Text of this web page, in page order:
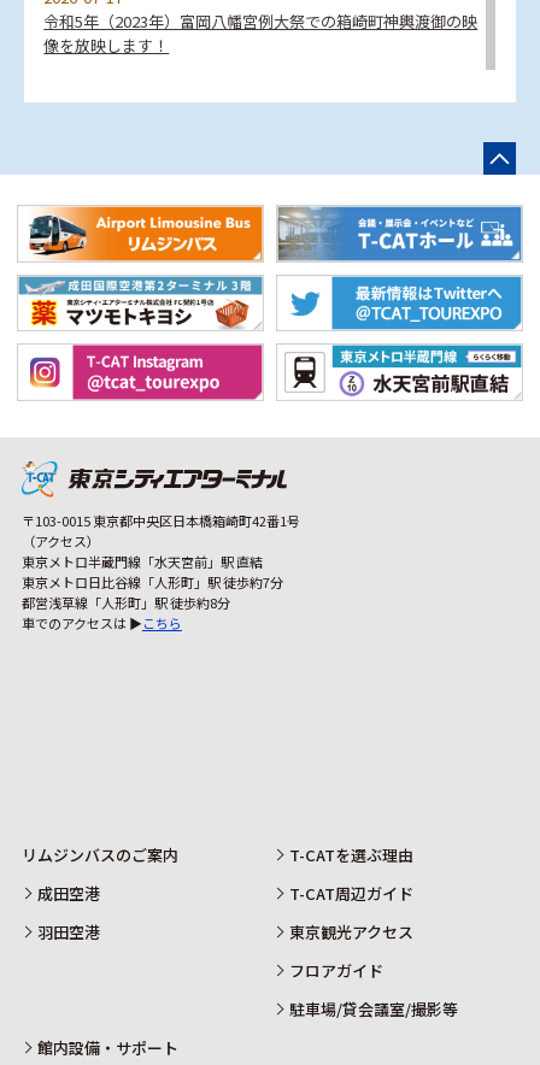
令和5年（2023年）富岡八幡宮例大祭での箱崎町神輿渡御の映
像を放映します！
ー」お盆期間の予約受付について
2026-07-06
七夕装飾を行いました！
2026-07-02
本館2F「そば處 砂場」休業日のお知らせ
〒103-0015 東京都中央区日本橋箱崎町42番1号
（アクセス）
東京メトロ半蔵門線「水天宮前」駅 直結
東京メトロ日比谷線「人形町」駅 徒歩約7分
都営浅草線「人形町」駅 徒歩約8分
車でのアクセスは ▶こちら
リムジンバスのご案内
成田空港
羽田空港
T-CATを選ぶ理由
T-CAT周辺ガイド
東京観光アクセス
フロアガイド
駐車場/貸会議室/撮影等
館内設備・サポート